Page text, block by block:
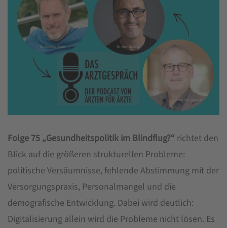
Folge 75 „Gesundheitspolitik im Blindflug?“ richtet den
Blick auf die größeren strukturellen Probleme:
politische Versäumnisse, fehlende Abstimmung mit der
Versorgungspraxis, Personalmangel und die
demografische Entwicklung. Dabei wird deutlich:
Digitalisierung allein wird die Probleme nicht lösen. Es